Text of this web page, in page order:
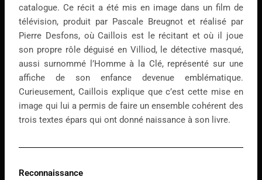
catalogue. Ce récit a été mis en image dans un film de
télévision, produit par Pascale Breugnot et réalisé par
Pierre Desfons, où Caillois est le récitant et où il joue
son propre rôle déguisé en Villiod, le détective masqué,
aussi surnommé l’Homme à la Clé, représenté sur une
affiche de son enfance devenue emblématique.
Curieusement, Caillois explique que c’est cette mise en
image qui lui a permis de faire un ensemble cohérent des
trois textes épars qui ont donné naissance à son livre.
Reconnaissance